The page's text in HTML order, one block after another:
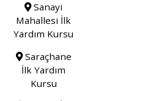
Sanayi
Mahallesi İlk
Yardım Kursu
Saraçhane
İlk Yardım
Kursu